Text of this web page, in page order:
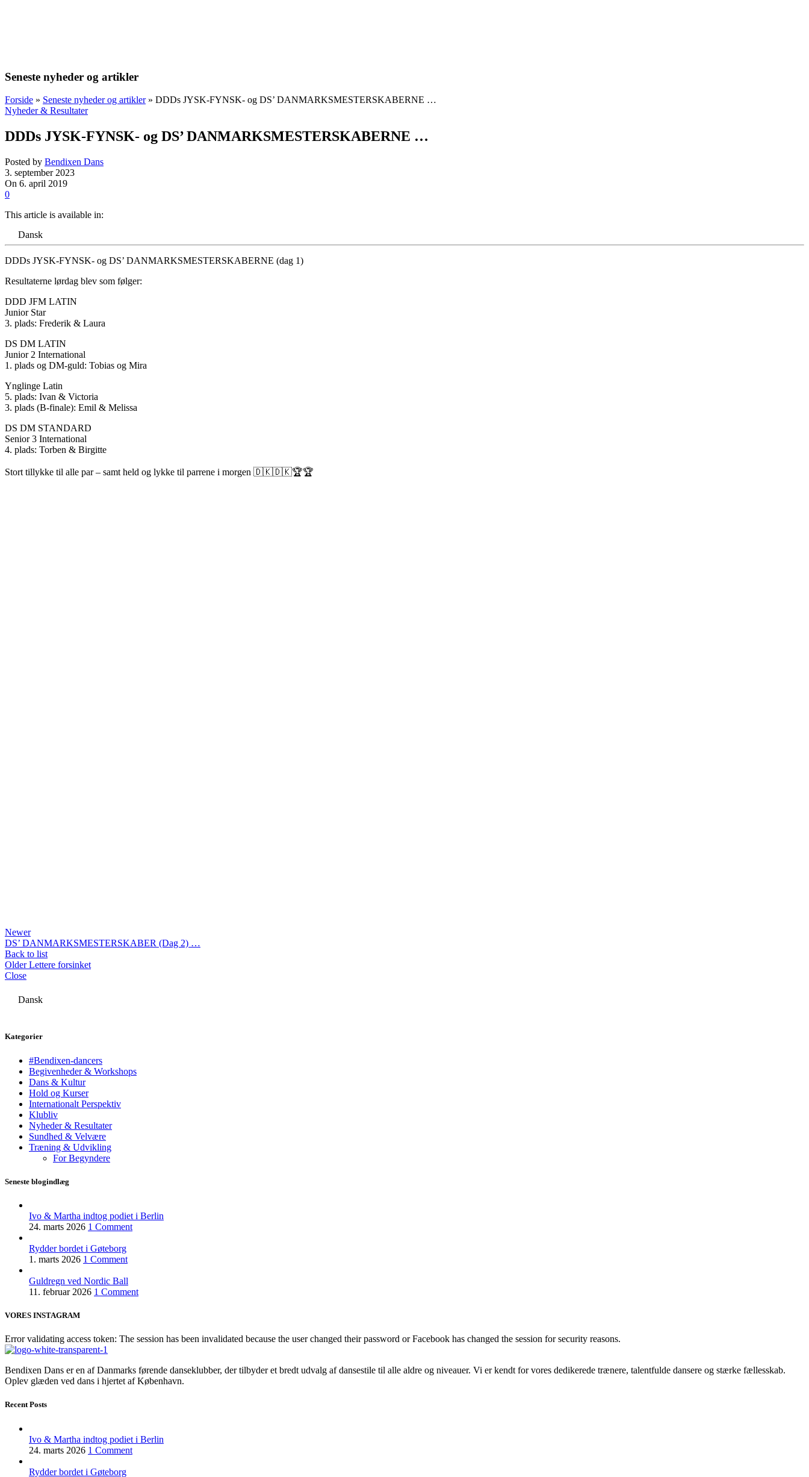
Seneste nyheder og artikler
Forside » Seneste nyheder og artikler» DDDs JYSK-FYNSK- og DS’ DANMARKSMESTERSKABERNE …
Nyheder & Resultater
DDDs JYSK-FYNSK- og DS’ DANMARKSMESTERSKABERNE …
Posted by Bendixen Dans
3. september 2023
On 6. april 2019
0
This article is available in:
Dansk
DDDs JYSK-FYNSK- og DS’ DANMARKSMESTERSKABERNE (dag 1)
Resultaterne lørdag blev som følger:
DDD JFM LATIN
Junior Star
3. plads: Frederik & Laura
DS DM LATIN
Junior 2 International
1. plads og DM-guld: Tobias og Mira
Ynglinge Latin
5. plads: Ivan & Victoria
3. plads (B-finale): Emil & Melissa
DS DM STANDARD
Senior 3 International
4. plads: Torben & Birgitte
Stort tillykke til alle par – samt held og lykke til parrene i morgen 🇩🇰🇩🇰🏆🏆
Newer
DS’ DANMARKSMESTERSKABER (Dag 2) …
Back to list
Older Lettere forsinket
Close
Dansk
Kategorier
#Bendixen-dancers
Begivenheder & Workshops
Dans & Kultur
Hold og Kurser
Internationalt Perspektiv
Klubliv
Nyheder & Resultater
Sundhed & Velvære
Træning & Udvikling
For Begyndere
Seneste blogindlæg
Ivo & Martha indtog podiet i Berlin
24. marts 2026 1 Comment
Rydder bordet i Gøteborg
1. marts 2026 1 Comment
Guldregn ved Nordic Ball
11. februar 2026 1 Comment
VORES INSTAGRAM
Error validating access token: The session has been invalidated because the user changed their password or Facebook has changed the session for security reasons.
Bendixen Dans er en af Danmarks førende danseklubber, der tilbyder et bredt udvalg af dansestile til alle aldre og niveauer. Vi er kendt for vores dedikerede trænere, talentfulde dansere og stærke fællesskab.
Oplev glæden ved dans i hjertet af København.
Recent Posts
Ivo & Martha indtog podiet i Berlin
24. marts 2026 1 Comment
Rydder bordet i Gøteborg